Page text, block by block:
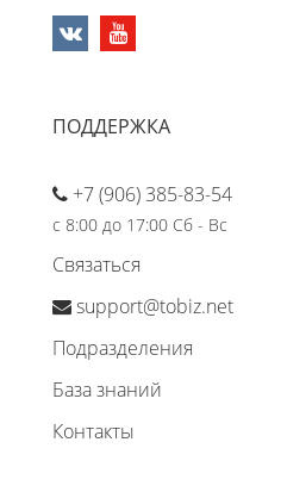
ПОДДЕРЖКА
+7 (906) 385-83-54
с 8:00 до 17:00 Сб - Вс
Связаться
support@tobiz.net
Подразделения
База знаний
Контакты